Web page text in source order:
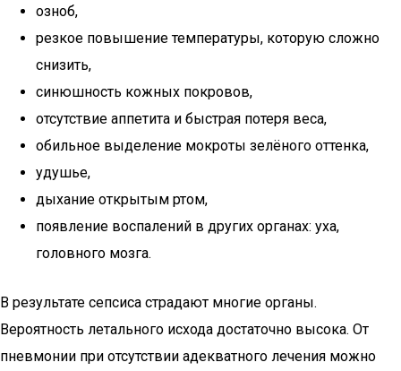
озноб,
резкое повышение температуры, которую сложно
снизить,
синюшность кожных покровов,
отсутствие аппетита и быстрая потеря веса,
обильное выделение мокроты зелёного оттенка,
удушье,
дыхание открытым ртом,
появление воспалений в других органах: уха,
головного мозга.
В результате сепсиса страдают многие органы.
Вероятность летального исхода достаточно высока. От
пневмонии при отсутствии адекватного лечения можно